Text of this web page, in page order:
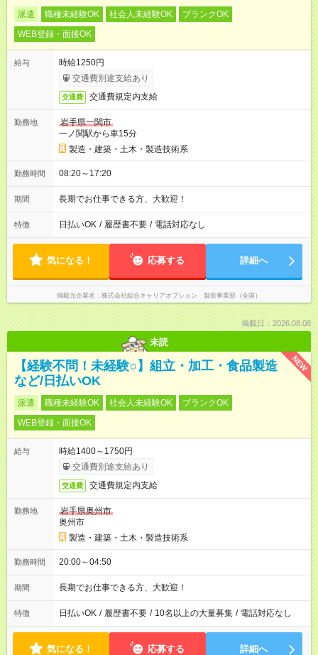
派遣 職種未経験OK 社会人未経験OK
ブランクOK
WEB登録・面接OK
給与
時給1250円
交通費別途支給あり
交通費 交通費規定内支給
勤務地
岩手県一関市
一ノ関駅から車15分
製造・建築・土木・製造技術系
勤務時間 08:20～17:20
期間 長期でお仕事できる方、大歓迎！
特徴 日払いOK / 履歴書不要 / 電話対応なし
気になる！ 応募する 詳細へ
掲載元企業名 株式会社綜合キャリアオプション 製造事業部（全国）
掲載日：2026.08.08
未読
NEW
【経験不問！未経験○】組立・加工・食品製造
など/日払いOK
派遣 職種未経験OK 社会人未経験OK
ブランクOK
WEB登録・面接OK
給与
時給1400～1750円
交通費別途支給あり
交通費 交通費規定内支給
勤務地
岩手県奥州市
奥州市
製造・建築・土木・製造技術系
勤務時間 20:00～04:50
期間 長期でお仕事できる方、大歓迎！
特徴 日払いOK / 履歴書不要 / 10名以上の大量募集 / 電話対応なし
気になる！ 応募する 詳細へ